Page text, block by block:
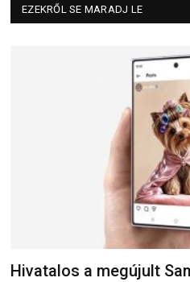
EZEKRŐL SE MARADJ LE
Hivatalos a megújult